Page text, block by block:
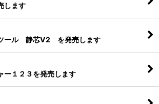
します
ール 静芯V2 を発売します
ー１２３を発売します